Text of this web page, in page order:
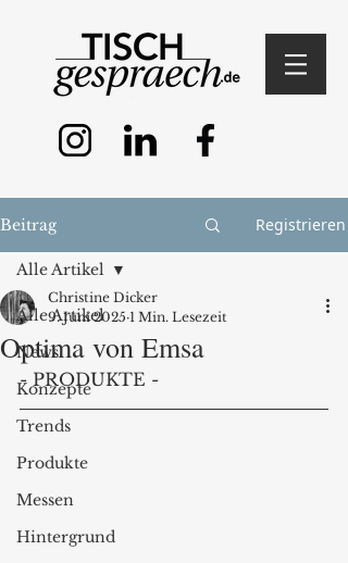
Beitrag Registrieren
Alle Artikel
News
Konzepte
Trends
Produkte
Messen
Hintergrund
Alle Artikel
Optima von Emsa
Christine Dicker
9. Juni 2025 1 Min. Lesezeit
- PRODUKTE -